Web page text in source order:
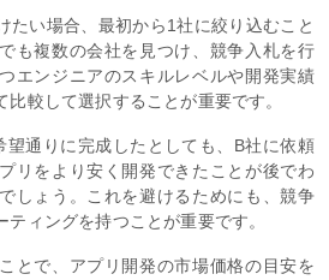
たい場合、最初から1社に絞り込むこと
も複数の会社を見つけ、競争入札を行
エンジニアのスキルレベルや開発実績
較して選択することが重要です。
望通りに完成したとしても、B社に依頼
リをより安く開発できたことが後でわ
しょう。これを避けるためにも、競争
ティングを持つことが重要です。
とで、アプリ開発の市場価格の目安を